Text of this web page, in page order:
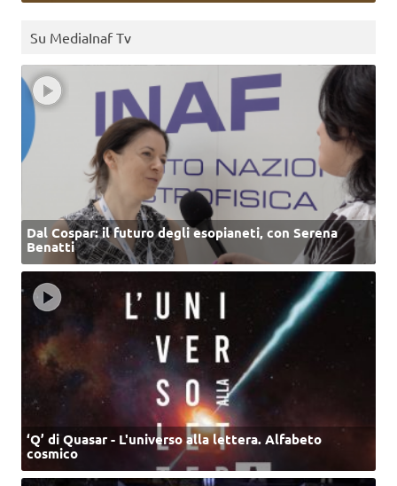
Su MediaInaf Tv
Dal Cospar: il futuro degli esopianeti, con Serena
Benatti
‘Q’ di Quasar - L'universo alla lettera. Alfabeto
cosmico